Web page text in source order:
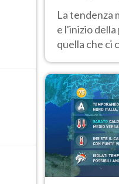
pausa.
La tendenza
e l'inizio
quella che ci
temperature